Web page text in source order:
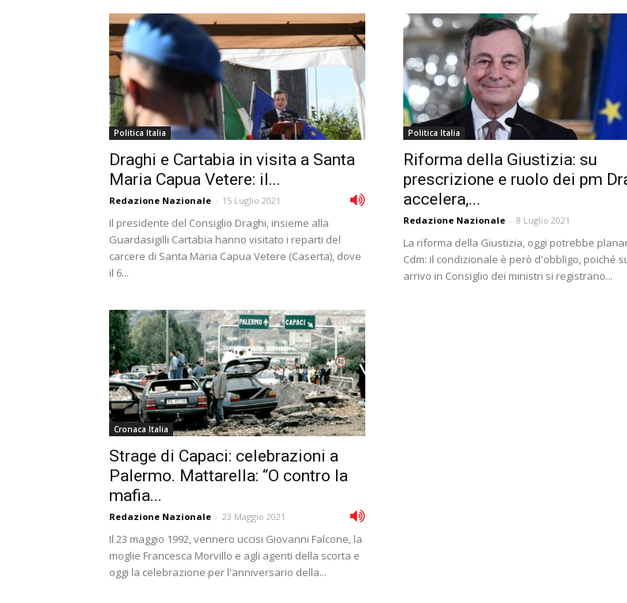
Politica Italia
Draghi e Cartabia in visita a Santa
Maria Capua Vetere: il...
Redazione Nazionale - 15 Luglio 2021
Il presidente del Consiglio Draghi, insieme alla
Guardasigilli Cartabia hanno visitato i reparti del
carcere di Santa Maria Capua Vetere (Caserta), dove
il 6...
Politica Italia
Riforma della Giustizia: su
prescrizione e ruolo dei pm
accelera,...
Redazione Nazionale - 8 Luglio 2021
La riforma della Giustizia, oggi potrebbe
Cdm: il condizionale è però d'obbligo, poiché
arrivo in Consiglio dei ministri si registrano...
Cronaca Italia
Strage di Capaci: celebrazioni a
Palermo. Mattarella: “O contro la
mafia...
Redazione Nazionale - 23 Maggio 2021
Il 23 maggio 1992, vennero uccisi Giovanni Falcone, la
moglie Francesca Morvillo e agli agenti della scorta e
oggi la celebrazione per l'anniversario della...